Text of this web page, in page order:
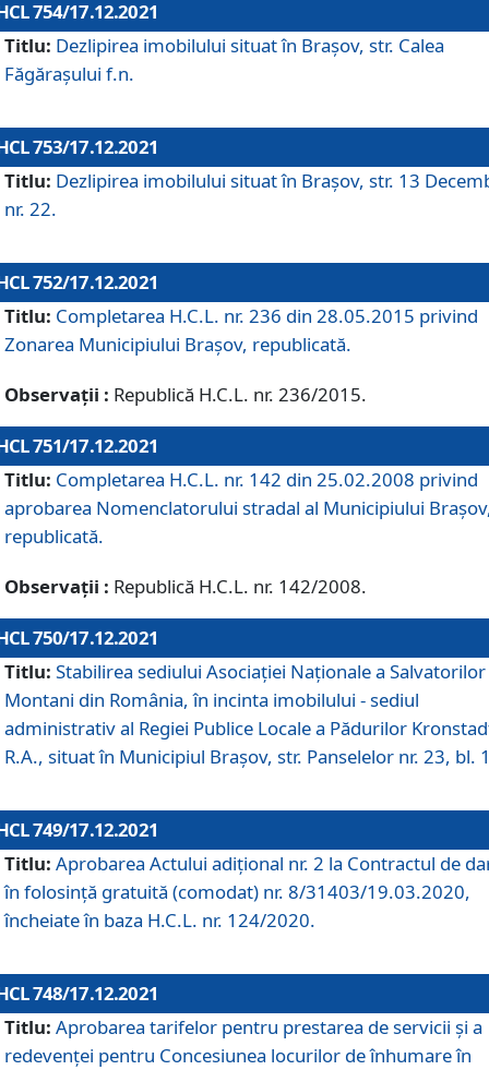
754/17.12.2021
Titlu: Dezlipirea imobilului situat în Brașov, str. Calea
Făgărașului f.n.
753/17.12.2021
Titlu: Dezlipirea imobilului situat în Brașov, str. 13
nr. 22.
752/17.12.2021
Titlu: Completarea H.C.L. nr. 236 din 28.05.2015 privind
Zonarea Municipiului Braşov, republicată.
Observații : Republică H.C.L. nr. 236/2015.
751/17.12.2021
Titlu: Completarea H.C.L. nr. 142 din 25.02.2008 privind
aprobarea Nomenclatorului stradal al Municipiului
republicată.
Observații : Republică H.C.L. nr. 142/2008.
750/17.12.2021
Titlu: Stabilirea sediului Asociației Naționale a Salvatorilor
Montani din România, în incinta imobilului - sediul
administrativ al Regiei Publice Locale a Pădurilor
R.A., situat în Municipiul Braşov, str. Panselelor nr. 23, bl.
749/17.12.2021
Titlu: Aprobarea Actului adițional nr. 2 la Contractul de
în folosință gratuită (comodat) nr. 8/31403/19.03.2020,
încheiate în baza H.C.L. nr. 124/2020.
748/17.12.2021
Titlu: Aprobarea tarifelor pentru prestarea de servicii şi a
redevenţei pentru Concesiunea locurilor de înhumare în